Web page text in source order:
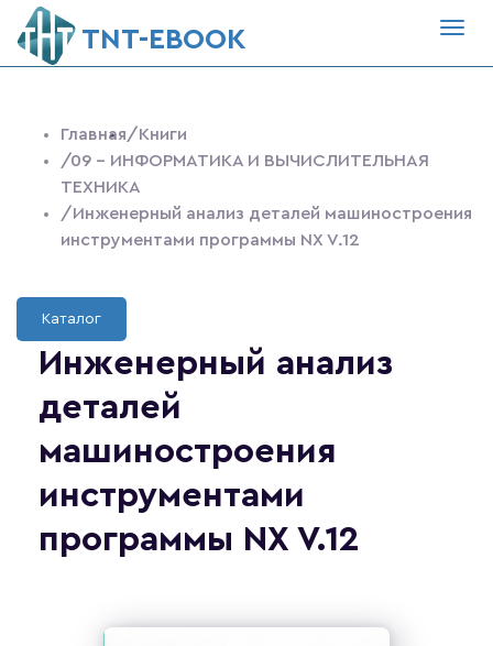
ТNT-EBOOK
Главная/Книги
/09 - ИНФОРМАТИКА И ВЫЧИСЛИТЕЛЬНАЯ
ТЕХНИКА
/Инженерный анализ деталей машиностроения
инструментами программы NX V.12
Каталог
Инженерный анализ
деталей
машиностроения
инструментами
программы NX V.12